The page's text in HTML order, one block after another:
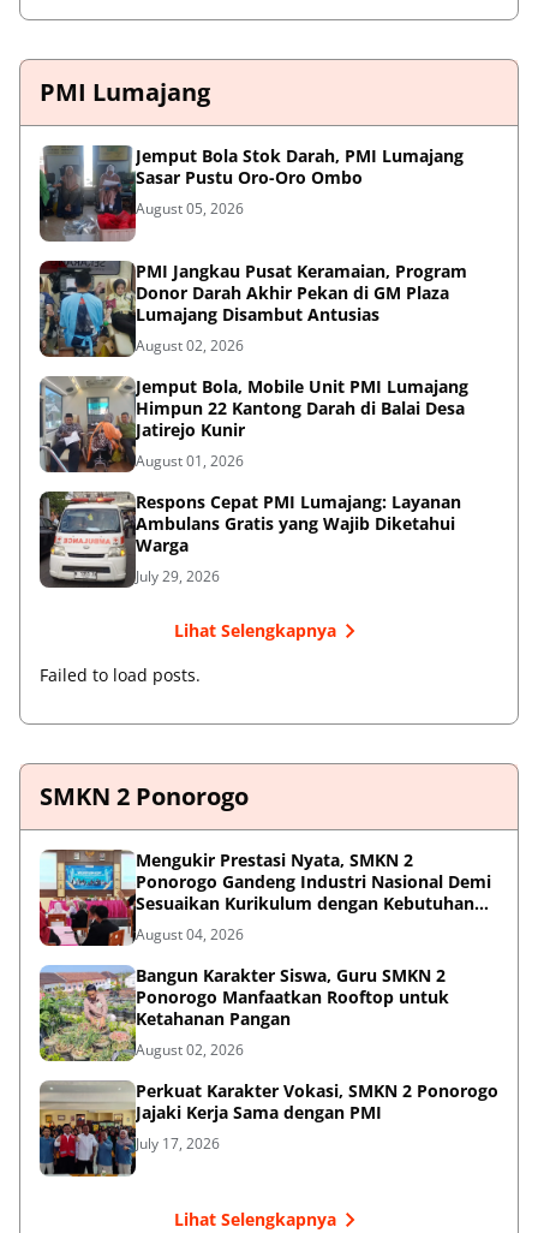
PMI Lumajang
Jemput Bola Stok Darah, PMI Lumajang
Sasar Pustu Oro-Oro Ombo
August 05, 2026
PMI Jangkau Pusat Keramaian, Program
Donor Darah Akhir Pekan di GM Plaza
Lumajang Disambut Antusias
August 02, 2026
Jemput Bola, Mobile Unit PMI Lumajang
Himpun 22 Kantong Darah di Balai Desa
Jatirejo Kunir
August 01, 2026
Respons Cepat PMI Lumajang: Layanan
Ambulans Gratis yang Wajib Diketahui
Warga
July 29, 2026
Lihat Selengkapnya
Failed to load posts.
SMKN 2 Ponorogo
Mengukir Prestasi Nyata, SMKN 2
Ponorogo Gandeng Industri Nasional Demi
Sesuaikan Kurikulum dengan Kebutuhan
Dunia Kerja
August 04, 2026
Bangun Karakter Siswa, Guru SMKN 2
Ponorogo Manfaatkan Rooftop untuk
Ketahanan Pangan
August 02, 2026
Perkuat Karakter Vokasi, SMKN 2 Ponorogo
Jajaki Kerja Sama dengan PMI
July 17, 2026
Lihat Selengkapnya